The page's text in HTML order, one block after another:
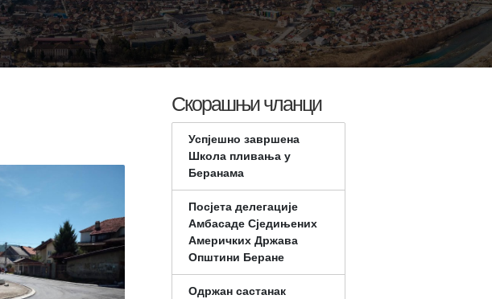
Скорашњи чланци
Успјешно завршена
Школа пливања у
Беранама
Посјета делегације
Амбасаде Сједињених
Америчких Држава
Општини Беране
Одржан састанак